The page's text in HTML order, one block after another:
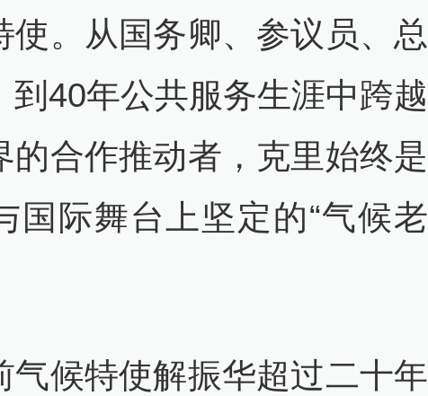
使。从国务卿、参议员、总
到40年公共服务生涯中跨越
的合作推动者，克里始终是
国际舞台上坚定的“气候老
气候特使解振华超过二十年